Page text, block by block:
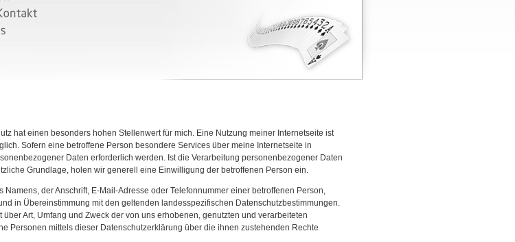
hat einen besonders hohen Stellenwert für mich. Eine Nutzung meiner Internetseite ist
Sofern eine betroffene Person besondere Services über meine Internetseite in
Daten erforderlich werden. Ist die Verarbeitung personenbezogener Daten
Grundlage, holen wir generell eine Einwilligung der betroffenen Person ein.
der Anschrift, E-Mail-Adresse oder Telefonnummer einer betroffenen Person,
in Übereinstimmung mit den geltenden landesspezifischen Datenschutzbestimmungen.
Art, Umfang und Zweck der von uns erhobenen, genutzten und verarbeiteten
Personen mittels dieser Datenschutzerklärung über die ihnen zustehenden Rechte